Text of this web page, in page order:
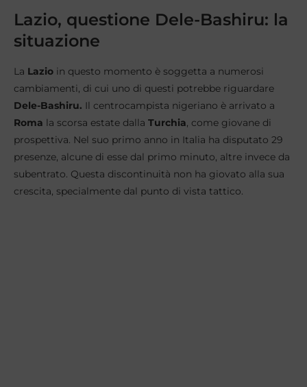
Lazio, questione Dele-Bashiru: la
situazione
La Lazio in questo momento è soggetta a numerosi
cambiamenti, di cui uno di questi potrebbe riguardare
Dele-Bashiru. Il centrocampista nigeriano è arrivato a
Roma la scorsa estate dalla Turchia, come giovane di
prospettiva. Nel suo primo anno in Italia ha disputato 29
presenze, alcune di esse dal primo minuto, altre invece da
subentrato. Questa discontinuità non ha giovato alla sua
crescita, specialmente dal punto di vista tattico.